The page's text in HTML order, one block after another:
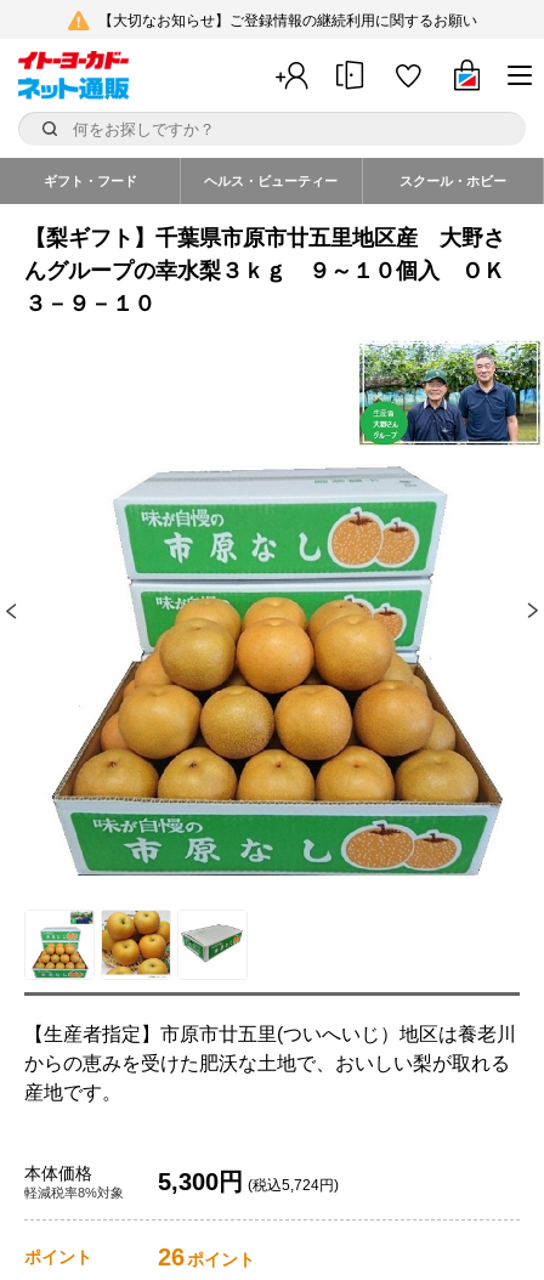
【大切なお知らせ】ご登録情報の継続利用に関するお願い
ギフト・フード ヘルス・ビューティー スクール・ホビー
【梨ギフト】千葉県市原市廿五里地区産 大野さ
んグループの幸水梨３ｋｇ ９～１０個入 ＯＫ
３－９－１０
【生産者指定】市原市廿五里(ついへいじ）地区は養老川
からの恵みを受けた肥沃な土地で、おいしい梨が取れる
産地です。
本体価格
軽減税率8%対象 5,300円 (税込5,724円)
ポイント 26ポイント